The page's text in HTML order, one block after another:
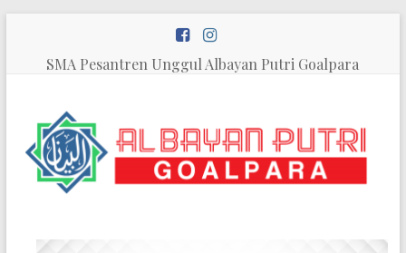
contentSMA Pesantren Unggul Albayan Putri Goalpara
SMA